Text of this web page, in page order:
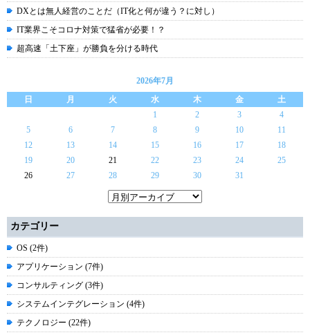
DXとは無人経営のことだ（IT化と何が違う？に対し）
IT業界こそコロナ対策で猛省が必要！？
超高速「土下座」が勝負を分ける時代
2026年7月
日
月 火 水 木 金
土
1
2 3
4
5
6 7 8 9 10
11
12
13 14 15 16 17
18
19
20 21 22 23 24
25
26
27 28 29 30 31
カテゴリー
OS (2件)
アプリケーション (7件)
コンサルティング (3件)
システムインテグレーション (4件)
テクノロジー (22件)